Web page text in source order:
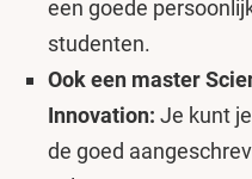
een goede
studenten.
Ook een master
Innovation: Je kunt
de goed